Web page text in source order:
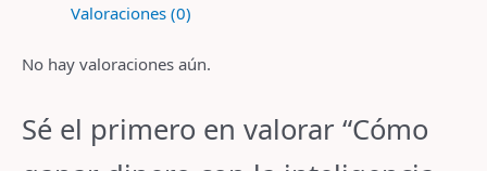
Valoraciones (0)
No hay valoraciones aún.
Sé el primero en valorar “Cómo